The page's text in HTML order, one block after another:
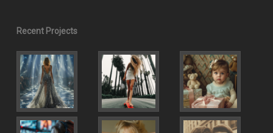
Recent Projects